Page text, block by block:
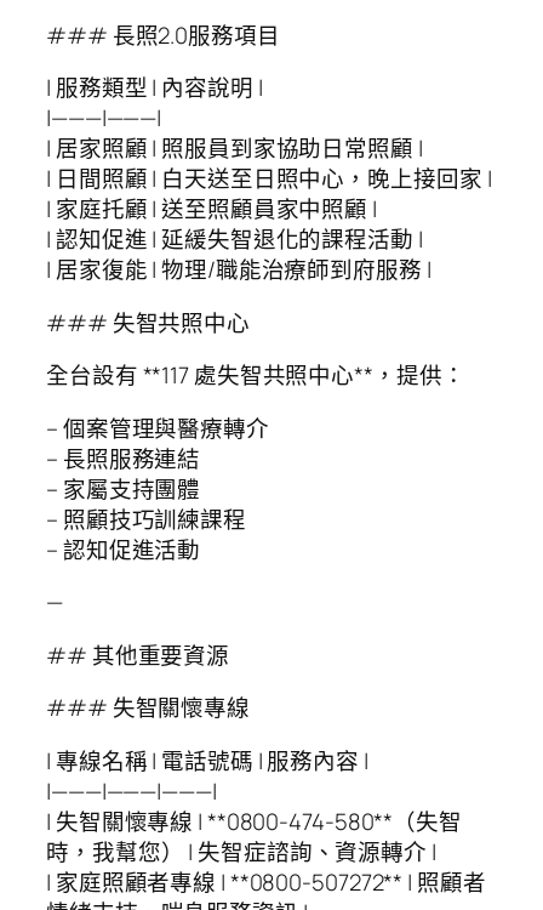
### 長照2.0服務項目
| 服務類型 | 內容說明 |
|———|———|
| 居家照顧 | 照服員到家協助日常照顧 |
| 日間照顧 | 白天送至日照中心，晚上接回家 |
| 家庭托顧 | 送至照顧員家中照顧 |
| 認知促進 | 延緩失智退化的課程活動 |
| 居家復能 | 物理/職能治療師到府服務 |
### 失智共照中心
全台設有 **117 處失智共照中心**，提供：
– 個案管理與醫療轉介
– 長照服務連結
– 家屬支持團體
– 照顧技巧訓練課程
– 認知促進活動
—
## 其他重要資源
### 失智關懷專線
| 專線名稱 | 電話號碼 | 服務內容 |
|———|———|———|
| 失智關懷專線 | **0800-474-580**（失智
時，我幫您） | 失智症諮詢、資源轉介 |
| 家庭照顧者專線 | **0800-507272** | 照顧者